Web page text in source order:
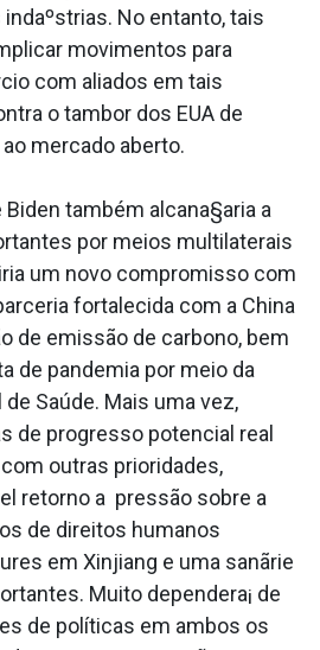
No entanto, tais
movimentos para
com aliados em tais
o tambor dos EUA de
mercado aberto.
também alcana§aria a
por meios multilaterais
um novo compromisso com
fortalecida com a China
de emissão de carbono, bem
de pandemia por meio da
Saúde. Mais uma vez,
de progresso potencial real
outras prioridades,
retorno a pressão sobre a
de direitos humanos
em Xinjiang e uma sanãrie
Muito dependera¡ de
de políticas em ambos os